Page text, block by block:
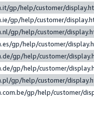
gp/help/customer/
gp/help/customer/
gp/help/customer/
gp/help/customer/
gp/help/customer/
gp/help/customer/
gp/help/customer/
gp/help/customer/